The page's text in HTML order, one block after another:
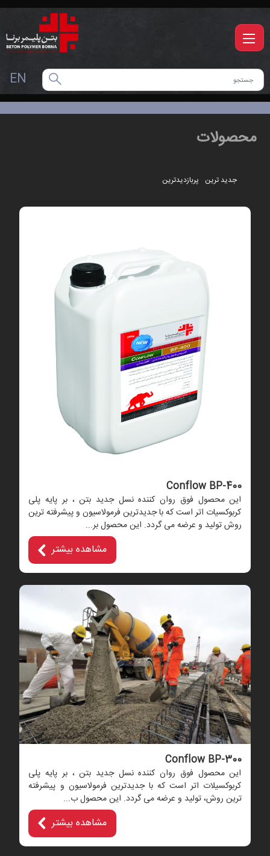
EN
محصولات
جدید ترین پربازدیدترین
Conflow BP-400
این محصول فوق روان کننده نسل جدید بتن ، بر پایه پلی
کربوکسیات اتر است که با جدیدترین فرمولاسیون و پیشرفته ترین
روش تولید و عرضه می گردد. این محصول بر...
مشاهده بیشتر
Conflow BP-300
این محصول فوق روان کننده نسل جدید بتن ، بر پایه پلی
کربوکسیلات اتر است که با جدیدترین فرمولاسیون و پیشرفته
ترین روش، تولید و عرضه می گردد. این محصول ب...
مشاهده بیشتر